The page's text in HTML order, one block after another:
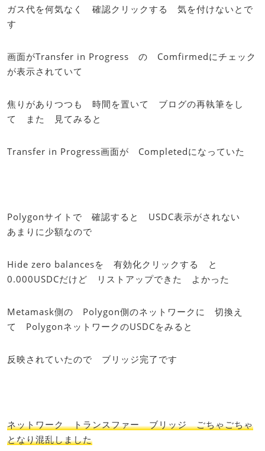
ガス代を何気なく 確認クリックする 気を付けないとで
す
画面がTransfer in Progress の Comfirmedにチェック
が表示されていて
焦りがありつつも 時間を置いて ブログの再執筆をし
て また 見てみると
Transfer in Progress画面が Completedになっていた
Polygonサイトで 確認すると USDC表示がされない
あまりに少額なので
Hide zero balancesを 有効化クリックする と
0.000USDCだけど リストアップできた よかった
Metamask側の Polygon側のネットワークに 切換え
て PolygonネットワークのUSDCをみると
反映されていたので ブリッジ完了です
ネットワーク トランスファー ブリッジ ごちゃごちゃ
となり混乱しました